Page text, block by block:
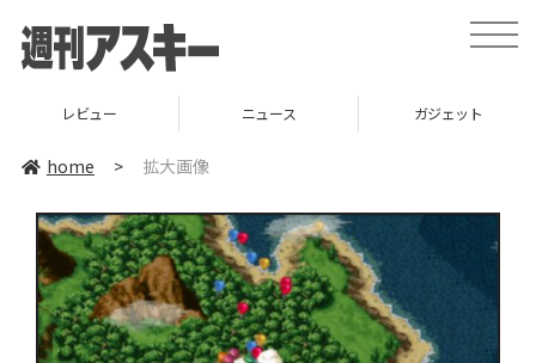
toggle
レビュー ニュース ガジェット
home > 拡大画像